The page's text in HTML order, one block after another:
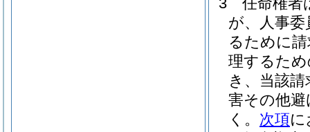
が、人事
るために
理するた
き、当該
害その他
く。 次項に